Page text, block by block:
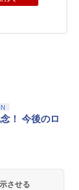
！ 今後のロ
させる